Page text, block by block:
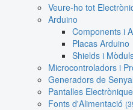
Veure-ho tot
Arduino
Components i
Placas Arduino
Shields i
Microcontroladors i
Generadors de
Pantalles
Fonts d'Alimentació